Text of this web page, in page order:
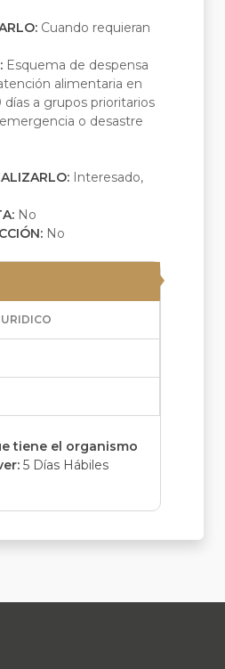
Cuando requieran
Esquema de despensa
alimentaria en
a grupos prioritarios
o desastre
Interesado,
No
No
tiene el organismo
5 Días Hábiles